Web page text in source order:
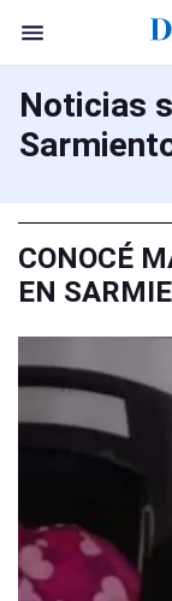
Noticias
CONOCÉ
EN